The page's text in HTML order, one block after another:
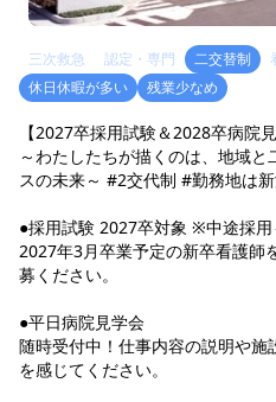
三次救急 認定・専門 二交替制
休日休暇が多い
残業少なめ
【2027卒採用試験＆2028卒病院
～わたしたちが描くのは、地域
スの未来～ #2交代制 #勤務地は
●採用試験 2027卒対象 ※中途採用
2027年3月卒業予定の新卒看護師
募ください。
●平日病院見学会
随時受付中！仕事内容の説明や
を感じてください。